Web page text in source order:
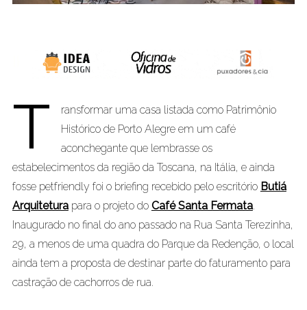
T
ransformar uma casa listada como Patrimônio
Histórico de Porto Alegre em um café
aconchegante que lembrasse os
estabelecimentos da região da Toscana, na Itália, e ainda
fosse petfriendly foi o briefing recebido pelo escritório Butiá
Arquiteturapara o projeto do Café Santa Fermata.
Inaugurado no final do ano passado na Rua Santa Terezinha,
29, a menos de uma quadra do Parque da Redenção, o local
ainda tem a proposta de destinar parte do faturamento para
castração de cachorros de rua.